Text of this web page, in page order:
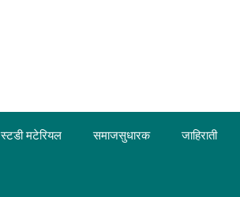
स्टडी मटेरियल समाजसुधारक जाहिराती